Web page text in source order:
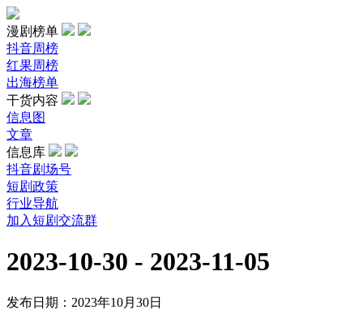
漫剧榜单
抖音周榜
红果周榜
出海榜单
干货内容
信息图
文章
信息库
抖音剧场号
短剧政策
行业导航
加入短剧交流群
2023-10-30 - 2023-11-05
发布日期：2023年10月30日